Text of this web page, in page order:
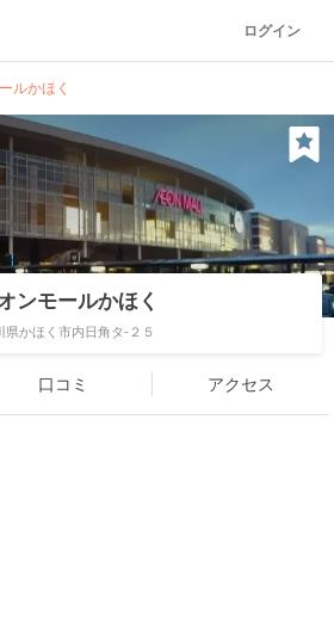
ログイン
ルかほく
ンモールかほく
県かほく市内日角タ-２５
口コミ アクセス